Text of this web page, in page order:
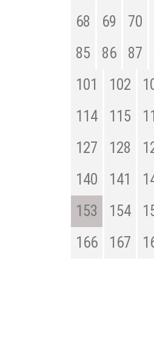
68
69 70
85
86 87
101
102
114
115
127
128
140
141
153
154
166
167